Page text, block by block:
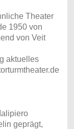
Theater
1950 von
von Veit
aktuelles
geprägt,